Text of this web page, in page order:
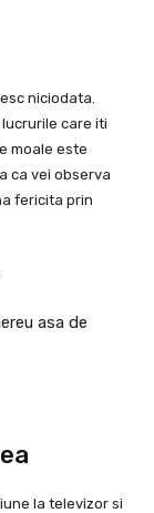
niciodata.
care iti
moale este
ca vei observa
fericita prin
asa de
la televizor si